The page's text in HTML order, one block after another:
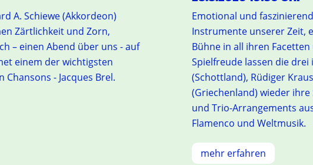
A. Schiewe (Akkordeon)
Zärtlichkeit und Zorn,
– einen Abend über uns - auf
einem der wichtigsten
- Jacques Brel.
Emotional und
Instrumente unserer Zeit,
Bühne in all ihren
Spielfreude lassen die
(Schottland), Rüdiger
(Griechenland) wieder
und Trio-Arrangements
Flamenco und Weltmusik.
mehr erfahren